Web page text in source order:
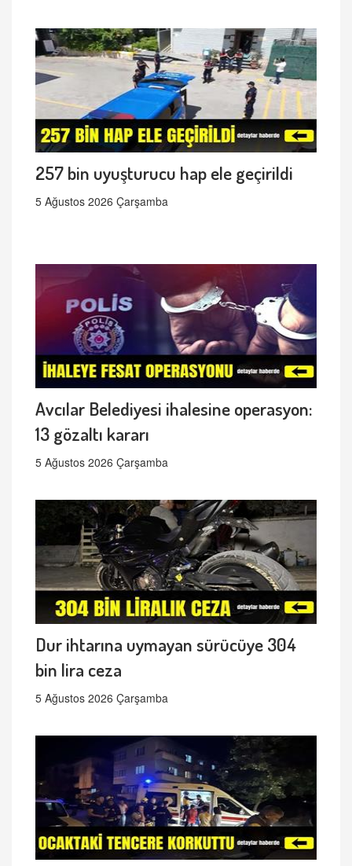
257 bin uyuşturucu hap ele geçirildi
5 Ağustos 2026 Çarşamba
Avcılar Belediyesi ihalesine operasyon:
13 gözaltı kararı
5 Ağustos 2026 Çarşamba
Dur ihtarına uymayan sürücüye 304
bin lira ceza
5 Ağustos 2026 Çarşamba